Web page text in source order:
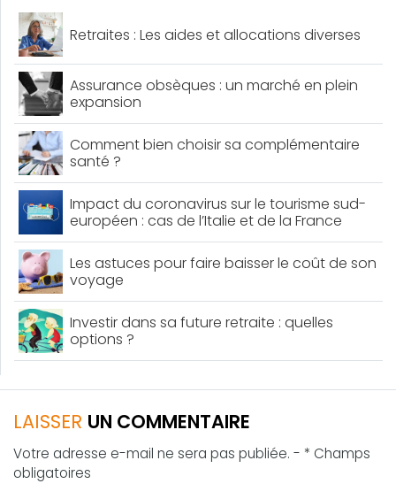
Retraites : Les aides et allocations diverses
Assurance obsèques : un marché en plein
expansion
Comment bien choisir sa complémentaire
santé ?
Impact du coronavirus sur le tourisme sud-
européen : cas de l’Italie et de la France
Les astuces pour faire baisser le coût de son
voyage
Investir dans sa future retraite : quelles
options ?
LAISSER UN COMMENTAIRE
Votre adresse e-mail ne sera pas publiée. - * Champs
obligatoires